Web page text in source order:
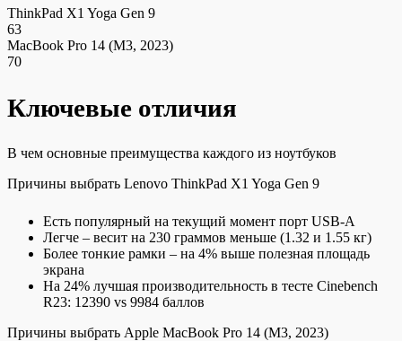
ThinkPad X1 Yoga Gen 9
63
MacBook Pro 14 (M3, 2023)
70
Ключевые отличия
В чем основные преимущества каждого из ноутбуков
Причины выбрать Lenovo ThinkPad X1 Yoga Gen 9
Есть популярный на текущий момент порт USB-A
Легче – весит на 230 граммов меньше (1.32 и 1.55 кг)
Более тонкие рамки – на 4% выше полезная площадь
экрана
На 24% лучшая производительность в тесте Cinebench
R23: 12390 vs 9984 баллов
Причины выбрать Apple MacBook Pro 14 (M3, 2023)